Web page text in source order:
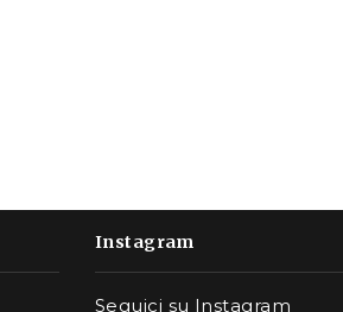
Instagram
Seguici su Instagram